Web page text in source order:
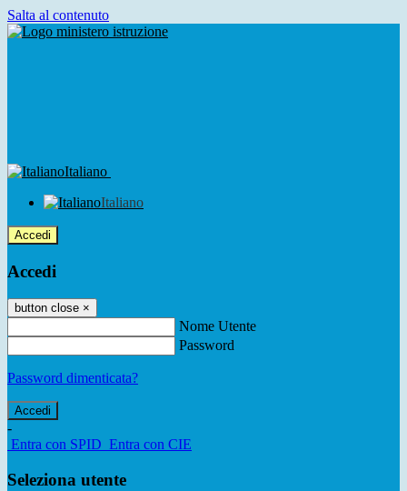
Salta al contenuto
Italiano
Italiano
Accedi
Accedi
button close ×
Nome Utente
Password
Password dimenticata?
-
Entra con SPID Entra con CIE
Seleziona utente